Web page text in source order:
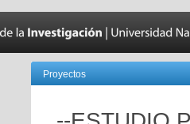
Proyectos